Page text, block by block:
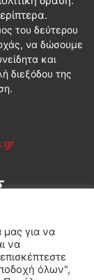
του δεύτερου
να δώσουμε
και
διεξόδου της
μας για να
να
όλων",